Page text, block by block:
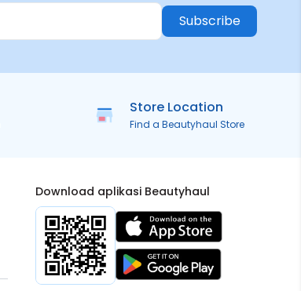
Subscribe
Store Location
Find a Beautyhaul Store
Download aplikasi Beautyhaul